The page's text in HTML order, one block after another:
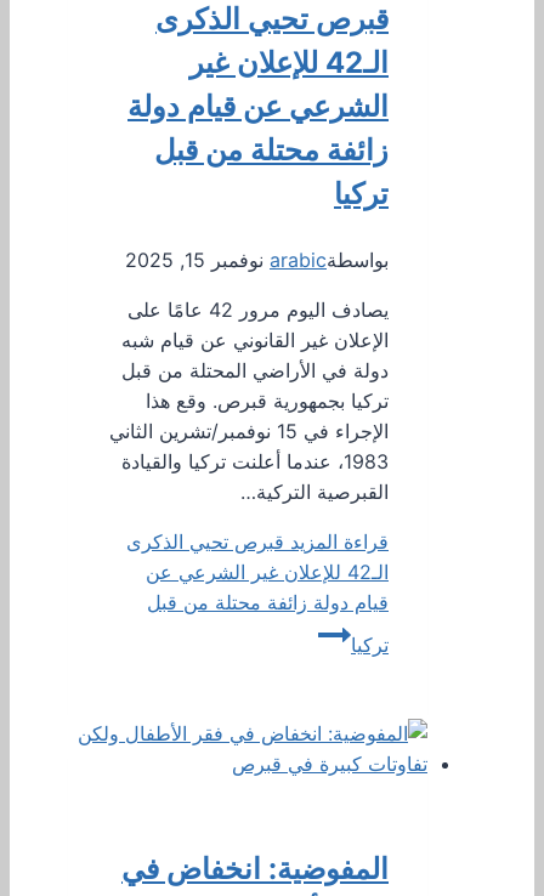
قبرص تحيي الذكرى
الـ42 للإعلان غير
الشرعي عن قيام دولة
زائفة محتلة من قبل
تركيا
بواسطةarabic نوفمبر 15, 2025
يصادف اليوم مرور 42 عامًا على
الإعلان غير القانوني عن قيام شبه
دولة في الأراضي المحتلة من قبل
تركيا بجمهورية قبرص. وقع هذا
الإجراء في 15 نوفمبر/تشرين الثاني
1983، عندما أعلنت تركيا والقيادة
القبرصية التركية…
قراءة المزيد قبرص تحيي الذكرى
الـ42 للإعلان غير الشرعي عن
قيام دولة زائفة محتلة من قبل
تركيا
المفوضية: انخفاض في